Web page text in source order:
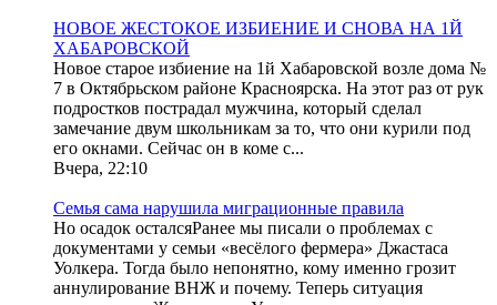
НОВОЕ ЖЕСТОКОЕ ИЗБИЕНИЕ И СНОВА НА 1Й
ХАБАРОВСКОЙ
Новое старое избиение на 1й Хабаровской возле дома №
7 в Октябрьском районе Красноярска. На этот раз от рук
подростков пострадал мужчина, который сделал
замечание двум школьникам за то, что они курили под
его окнами. Сейчас он в коме с...
Вчера, 22:10
Семья сама нарушила миграционные правила
Но осадок осталсяРанее мы писали о проблемах с
документами у семьи «весёлого фермера» Джастаса
Уолкера. Тогда было непонятно, кому именно грозит
аннулирование ВНЖ и почему. Теперь ситуация